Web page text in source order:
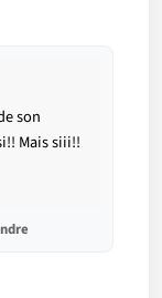
son
Mais siii!!